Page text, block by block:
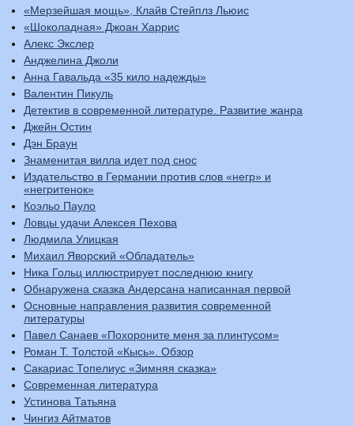
«Мерзейшая мощь», Клайв Стейплз Льюис
«Шоколадная» Джоан Харрис
Алекс Экслер
Анджелина Джоли
Анна Гавальда «35 кило надежды»
Валентин Пикуль
Детектив в современной литературе. Развитие жанра
Джейн Остин
Дэн Браун
Знаменитая вилла идет под снос
Издательство в Германии против слов «негр» и
«негритенок»
Коэльо Пауло
Ловцы удачи Алексея Пехова
Людмила Улицкая
Михаил Яворский «Обладатель»
Ника Гольц иллюстрирует последнюю книгу
Обнаружена сказка Андерсана написанная первой
Основные направления развития современной
литературы
Павел Санаев «Похороните меня за плинтусом»
Роман Т. Толстой «Кысь». Обзор
Сакариас Топелиус «Зимняя сказка»
Современная литература
Устинова Татьяна
Чингиз Айтматов